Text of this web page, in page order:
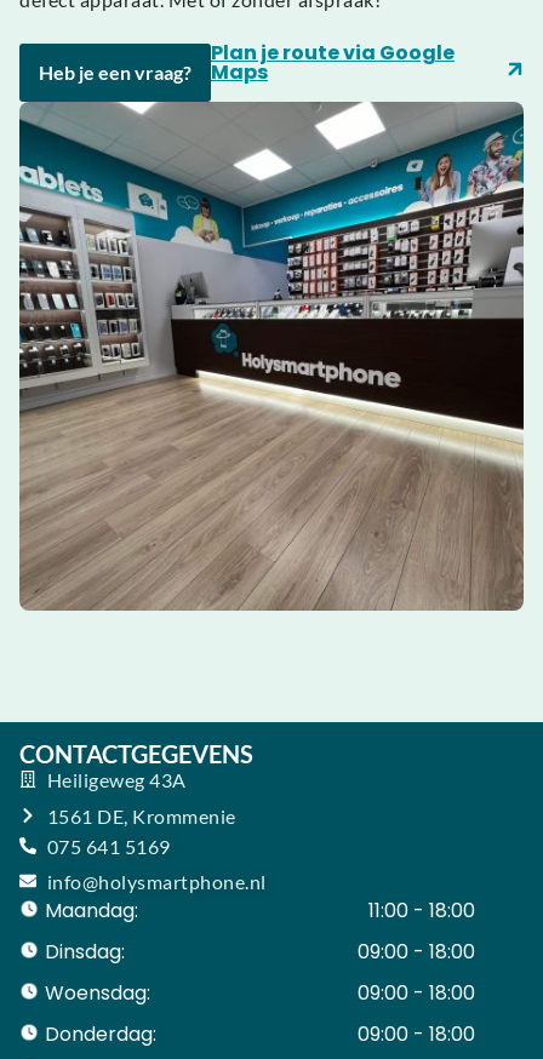
Heb je een vraag?
Plan je route via Google
Maps
CONTACTGEGEVENS
Heiligeweg 43A
1561 DE, Krommenie
075 641 5169
info@holysmartphone.nl
Maandag:
11:00 - 18:00
Dinsdag:
09:00 - 18:00
Woensdag:
09:00 - 18:00
Donderdag:
09:00 - 18:00